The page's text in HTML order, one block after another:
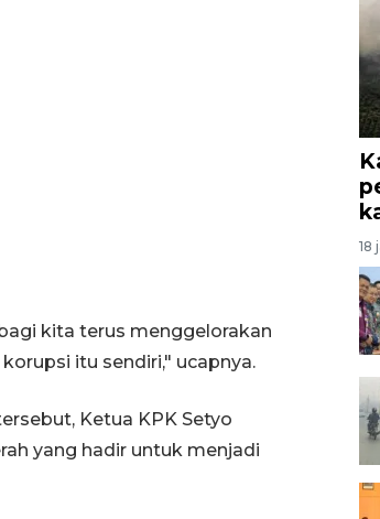
kita terus menggelorakan
itu sendiri," ucapnya.
Ketua KPK Setyo
yang hadir untuk menjadi
18